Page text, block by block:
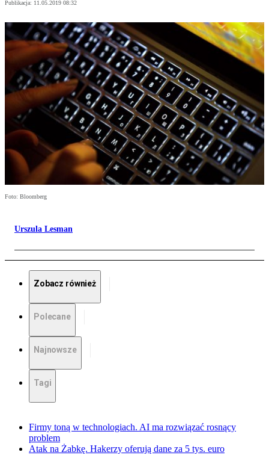
Publikacja: 11.05.2019 08:32
Foto: Bloomberg
Urszula Lesman
Zobacz również
Polecane
Najnowsze
Tagi
Firmy toną w technologiach. AI ma rozwiązać rosnący
problem
Atak na Żabkę. Hakerzy oferują dane za 5 tys. euro